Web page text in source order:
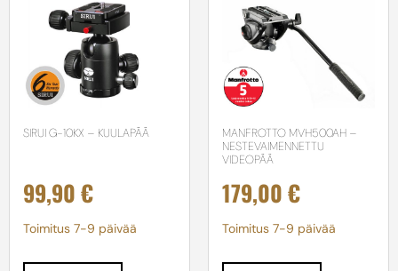
SIRUI G-10KX – KUULAPÄÄ
99,90€
Toimitus 7-9 päivää
MANFROTTO MVH500AH –
NESTEVAIMENNETTU
VIDEOPÄÄ
179,00€
Toimitus 7-9 päivää